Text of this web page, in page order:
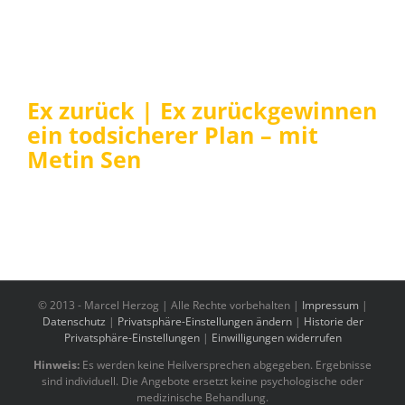
Ex zurück | Ex zurückgewinnen
ein todsicherer Plan – mit
Metin Sen
© 2013 - Marcel Herzog | Alle Rechte vorbehalten | Impressum |
Datenschutz | Privatsphäre-Einstellungen ändern| Historie der
Privatsphäre-Einstellungen| Einwilligungen widerrufen
Hinweis: Es werden keine Heilversprechen abgegeben. Ergebnisse
sind individuell. Die Angebote ersetzt keine psychologische oder
medizinische Behandlung.